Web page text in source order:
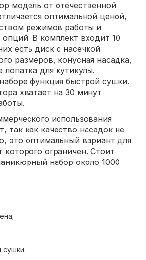
модель от отечественной
оптимальной ценой,
режимов работы и
В комплект входит 10
есть диск с насечкой
размеров, конусная насадка,
лопатка для кутикулы.
функция быстрой сушки.
хватает на 30 минут
использования
так как качество насадок не
это оптимальный вариант для
ограничен. Стоит
набор около 1000
сушки.